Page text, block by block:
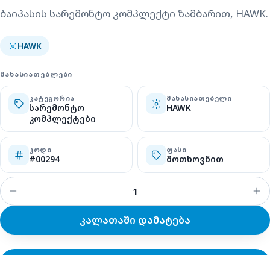
ბაიპასის სარემონტო კომპლექტი ზამბარით, HAWK.
HAWK
ᲛᲐᲮᲐᲡᲘᲐᲗᲔᲑᲚᲔᲑᲘ
ᲙᲐᲢᲔᲒᲝᲠᲘᲐ
სარემონტო
კომპლექტები
ᲛᲐᲮᲐᲡᲘᲐᲗᲔᲑᲔᲚᲘ
HAWK
ᲙᲝᲓᲘ
#00294
ᲤᲐᲡᲘ
მოთხოვნით
კალათაში დამატება